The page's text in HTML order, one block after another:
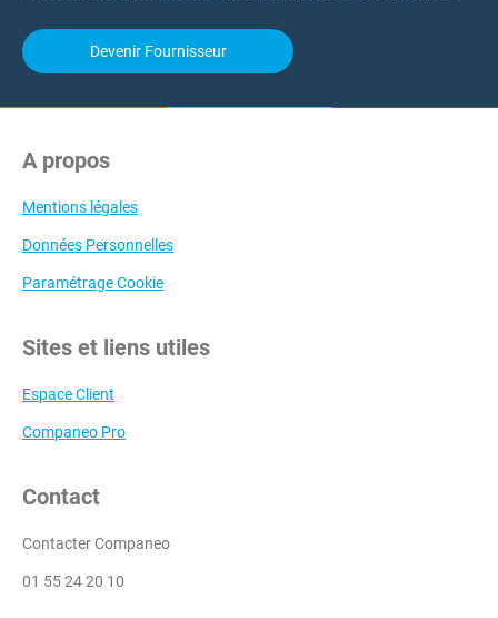
Devenir Fournisseur
A propos
Mentions légales
Données Personnelles
Paramétrage Cookie
Sites et liens utiles
Espace Client
Companeo Pro
Contact
Contacter Companeo
01 55 24 20 10